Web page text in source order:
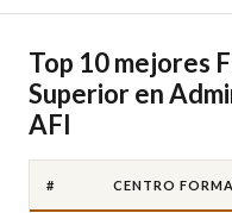
Top 10 mejores
Superior en
AFI
# CENTRO